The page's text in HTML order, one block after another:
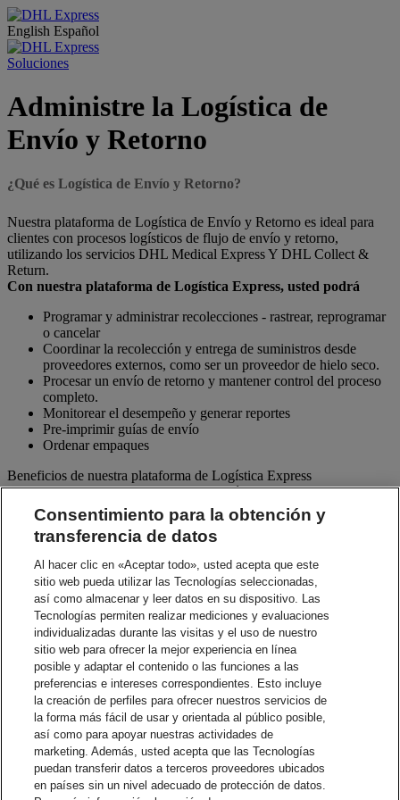
English Español
Soluciones
Administre la Logística de
Envío y Retorno
¿Qué es Logística de Envío y Retorno?
Nuestra plataforma de Logística de Envío y Retorno es ideal para
clientes con procesos logísticos de flujo de envío y retorno,
utilizando los servicios DHL Medical Express Y DHL Collect &
Return.
Con nuestra plataforma de Logística Express, usted podrá
Programar y administrar recolecciones - rastrear, reprogramar
o cancelar
Coordinar la recolección y entrega de suministros desde
proveedores externos, como ser un proveedor de hielo seco.
Procesar un envío de retorno y mantener control del proceso
completo.
Monitorear el desempeño y generar reportes
Pre-imprimir guías de envío
Ordenar empaques
Beneficios de nuestra plataforma de Logística Express
Beneficios de nuestra plataforma de Logística Express
Procesos ágiles - Programe recolecciones para diferentes
flujos de procesos de envío y retorno de una sola vez. Tenga
Exactitud - Nuestra validación electrónica de direcciones
asegura la exactitud.
Notificaciones - Posibilidad de configurar notificaciones vía
email por documentos de envío e instrucciones a sus clientes y
proveedores.
Visibilidad - Verifique minuto a minuto el estado de cada
envío y vea los detalles de rastreo.
Reportes - Reportes en línea muy fáciles de usar, que pueden
ser descargados para cubrir sus necesidades de análisis del
negocio.
Capacidades de Integración - Ayuda a aumentar la eficiencia
utilizando su sistema interno.
Contacte al Depto de Ventas
Consentimiento para la obtención y
transferencia de datos
Al hacer clic en «Aceptar todo», usted acepta que este
sitio web pueda utilizar las Tecnologías seleccionadas,
así como almacenar y leer datos en su dispositivo. Las
Tecnologías permiten realizar mediciones y evaluaciones
individualizadas durante las visitas y el uso de nuestro
sitio web para ofrecer la mejor experiencia en línea
posible y adaptar el contenido o las funciones a las
preferencias e intereses correspondientes. Esto incluye
la creación de perfiles para ofrecer nuestros servicios de
la forma más fácil de usar y orientada al público posible,
así como para apoyar nuestras actividades de
marketing. Además, usted acepta que las Tecnologías
puedan transferir datos a terceros proveedores ubicados
en países sin un nivel adecuado de protección de datos.